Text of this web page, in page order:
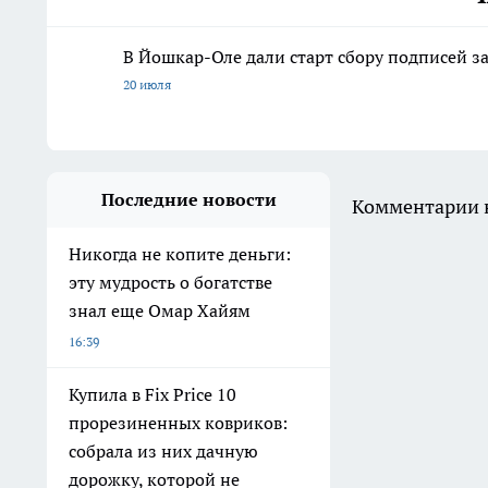
В Йошкар-Оле дали старт сбору подписей
20 июля
Последние новости
Никогда не копите деньги:
эту мудрость о богатстве
знал еще Омар Хайям
16:39
Купила в Fix Price 10
прорезиненных ковриков:
собрала из них дачную
дорожку, которой не
Комментарии